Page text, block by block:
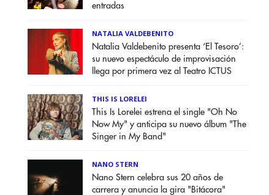
entradas
NATALIA VALDEBENITO
Natalia Valdebenito presenta ‘El Tesoro’:
su nuevo espectáculo de improvisación
llega por primera vez al Teatro ICTUS
THIS IS LORELEI
This Is Lorelei estrena el single "Oh No
Now My" y anticipa su nuevo álbum "The
Singer in My Band"
NANO STERN
Nano Stern celebra sus 20 años de
carrera y anuncia la gira "Bitácora"